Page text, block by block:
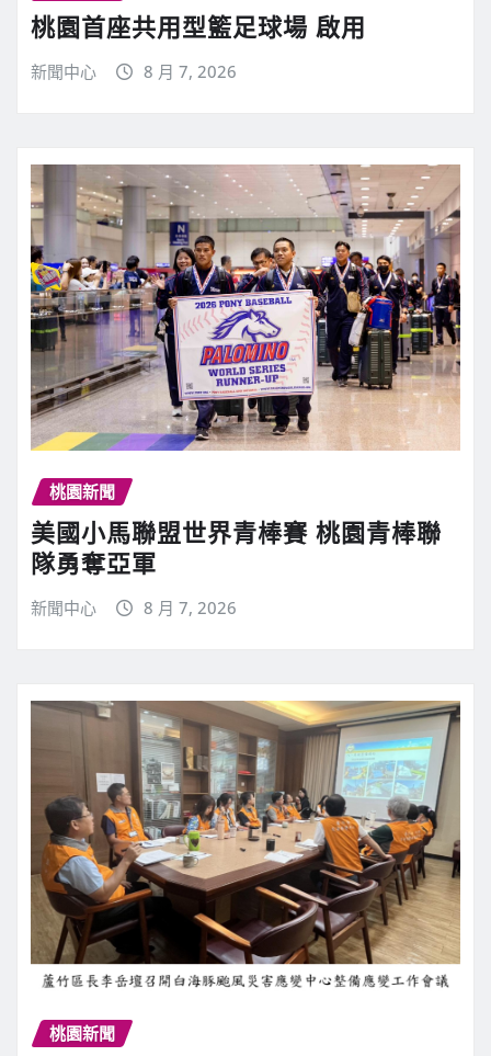
桃園首座共用型籃足球場 啟用
新聞中心 8 月 7, 2026
桃園新聞
美國小馬聯盟世界青棒賽 桃園青棒聯
隊勇奪亞軍
新聞中心 8 月 7, 2026
桃園新聞